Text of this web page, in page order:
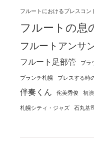
フルートにおけるブレスコン
フルートの息
フルートアンサ
フルート足部管 ブラ
ブランチ札幌 ブレスする時
伴奏くん 侘美秀俊 初演
札幌シティ・ジャズ 石丸基